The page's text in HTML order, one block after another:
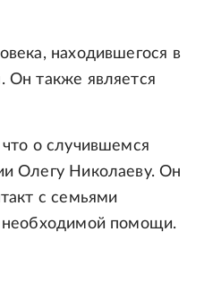
находившегося в
также является
о случившемся
Олегу Николаеву. Он
с семьями
необходимой помощи.